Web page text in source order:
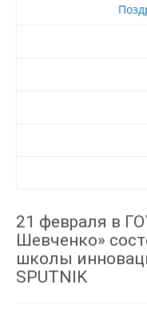
21 февраля в
Шевченко»
школы
SPUTNIK